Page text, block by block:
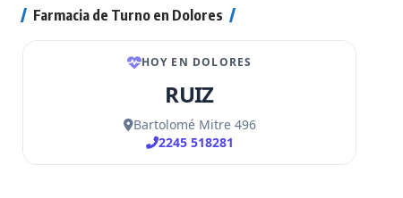
Farmacia de Turno en Dolores